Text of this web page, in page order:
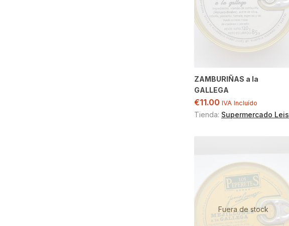
ZAMBURIÑAS a la
GALLEGA
€11.00 IVA Incluído
Tienda: Supermercado Leis
Fuera de stock